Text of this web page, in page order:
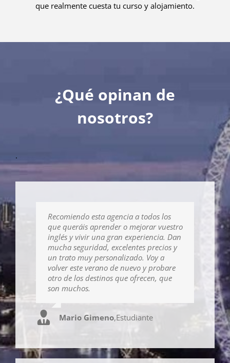
que realmente cuesta tu curso y alojamiento.
¿Qué opinan de
nosotros?
.
Recomiendo esta agencia a todos los
que queráis aprender o mejorar vuestro
inglés y vivir una gran experiencia. Dan
mucha seguridad, excelentes precios y
un trato muy personalizado. Voy a
volver este verano de nuevo y probare
otro de los destinos que ofrecen, que
son muchos.
Mario Gimeno,Estudiante